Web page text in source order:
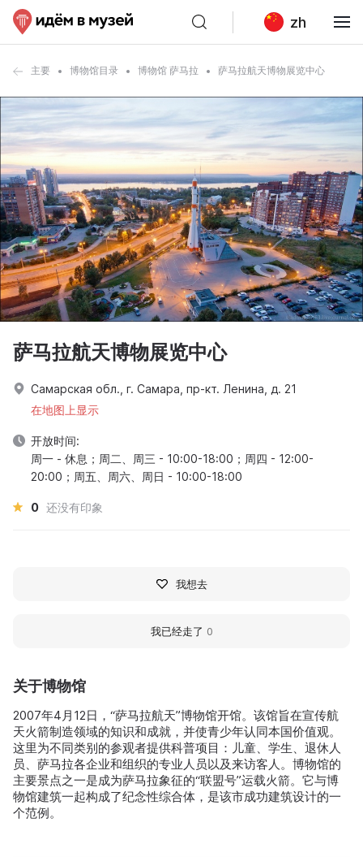
zh
主要 博物馆目录 博物馆 萨马拉 萨马拉航天博物展览中心
关于博物馆
2007年4月12日，“萨马拉航天”博物馆开馆。该馆旨在宣传航
天火箭制造领域的知识和成就，并使青少年认同本国价值观。
这里为不同类别的参观者提供科普项目：儿童、学生、退休人
员、萨马拉各企业和组织的专业人员以及来访客人。博物馆的
主要景点之一是成为萨马拉象征的“联盟号”运载火箭。它与博
物馆建筑一起构成了纪念性综合体，是该市成功建筑设计的一
个范例。
萨马拉航天博物展览中心
Самарская обл., г. Самара, пр-кт. Ленина, д. 21
在地图上显示
开放时间:
周一 - 休息；周二、周三 - 10:00-18:00；周四 - 12:00-
20:00；周五、周六、周日 - 10:00-18:00
0 还没有印象
我想去
我已经走了 0